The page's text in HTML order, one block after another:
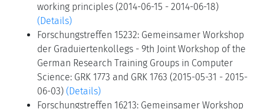
working principles (2014-06-15 - 2014-06-18)
(Details)
Forschungstreffen 15232: Gemeinsamer Workshop
der Graduiertenkollegs - 9th Joint Workshop of the
German Research Training Groups in Computer
Science: GRK 1773 and GRK 1763 (2015-05-31 - 2015-
06-03) (Details)
Forschungstreffen 16213: Gemeinsamer Workshop